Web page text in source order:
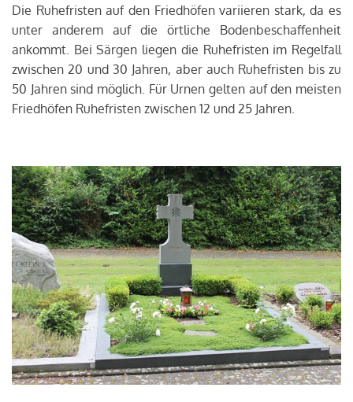
Die Ruhefristen auf den Friedhöfen variieren stark, da es
unter anderem auf die örtliche Bodenbeschaffenheit
ankommt. Bei Särgen liegen die Ruhefristen im Regelfall
zwischen 20 und 30 Jahren, aber auch Ruhefristen bis zu
50 Jahren sind möglich. Für Urnen gelten auf den meisten
Friedhöfen Ruhefristen zwischen 12 und 25 Jahren.